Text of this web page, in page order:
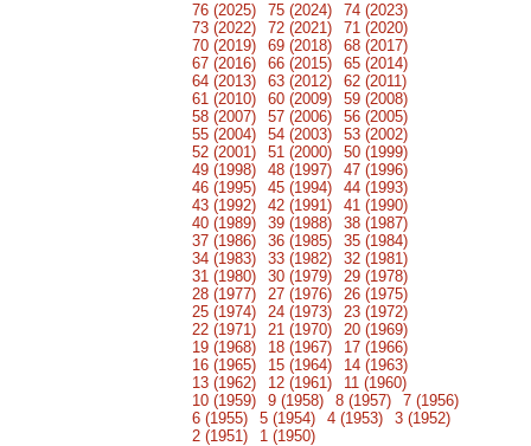
76 (2025) 75 (2024)
74 (2023)
73 (2022)
72 (2021)
71 (2020)
70 (2019)
69 (2018)
68 (2017)
67 (2016)
66 (2015)
65 (2014)
64 (2013)
63 (2012)
62 (2011)
61 (2010)
60 (2009)
59 (2008)
58 (2007)
57 (2006)
56 (2005)
55 (2004)
54 (2003)
53 (2002)
52 (2001)
51 (2000)
50 (1999)
49 (1998)
48 (1997)
47 (1996)
46 (1995)
45 (1994)
44 (1993)
43 (1992)
42 (1991)
41 (1990)
40 (1989)
39 (1988)
38 (1987)
37 (1986)
36 (1985)
35 (1984)
34 (1983)
33 (1982)
32 (1981)
31 (1980)
30 (1979)
29 (1978)
28 (1977)
27 (1976)
26 (1975)
25 (1974)
24 (1973)
23 (1972)
22 (1971)
21 (1970)
20 (1969)
19 (1968)
18 (1967)
17 (1966)
16 (1965)
15 (1964)
14 (1963)
13 (1962)
12 (1961)
11 (1960)
10 (1959)
9 (1958) 8 (1957)
7 (1956)
6 (1955)
5 (1954) 4 (1953)
3 (1952)
2 (1951)
1 (1950)